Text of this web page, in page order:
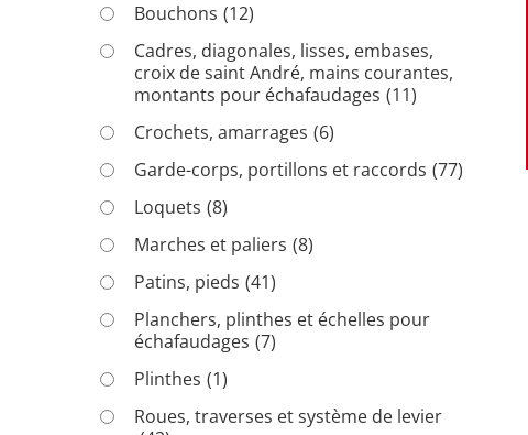
Bouchons (12)
Cadres, diagonales, lisses, embases,
croix de saint André, mains courantes,
montants pour échafaudages (11)
Crochets, amarrages (6)
Garde-corps, portillons et raccords (77)
Loquets (8)
Marches et paliers (8)
Patins, pieds (41)
Planchers, plinthes et échelles pour
échafaudages (7)
Plinthes (1)
Roues, traverses et système de levier